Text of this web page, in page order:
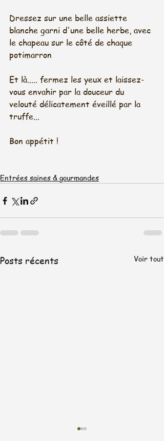
Dressez sur une belle assiette
blanche garni d'une belle herbe, avec
le chapeau sur le côté de chaque
potimarron
Et là..... fermez les yeux et laissez-
vous envahir par la douceur du
velouté délicatement éveillé par la
truffe...
Bon appétit !
Entrées saines & gourmandes
Posts récents Voir tout